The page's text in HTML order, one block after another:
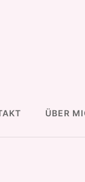
ÜBER